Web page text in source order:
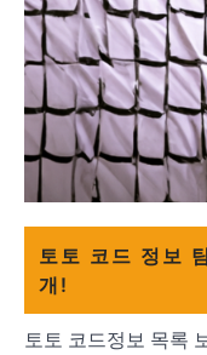
토토 코드 정보
개!
토토 코드정보 목록